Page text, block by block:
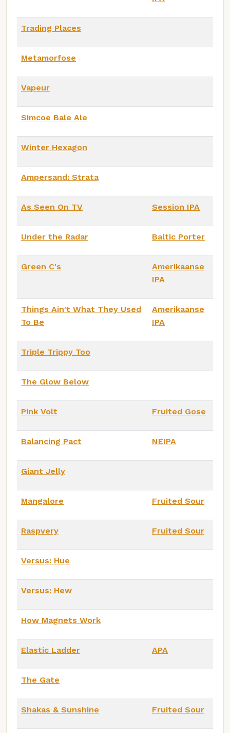
Trading Places
Metamorfose
Vapeur
Simcoe Bale Ale
Winter Hexagon
Ampersand: Strata
As Seen On TV Session IPA
Under the Radar Baltic Porter
Green C's
Amerikaanse
IPA
Things Ain't What They Used
To Be
Amerikaanse
IPA
Triple Trippy Too
The Glow Below
Pink Volt Fruited Gose
Balancing Pact NEIPA
Giant Jelly
Mangalore Fruited Sour
Raspvery Fruited Sour
Versus: Hue
Versus: Hew
How Magnets Work
Elastic Ladder APA
The Gate
Shakas & Sunshine Fruited Sour